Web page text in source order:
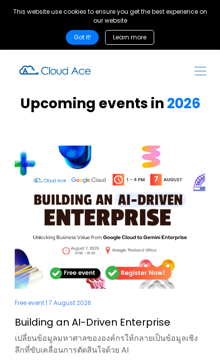
This website use cookies to ensure you get the best experience on
our website
Got it!
Learn more
Upcoming events in 2026
Free event | 7 August 2026
Building an AI-Driven Enterprise
เปลี่ยนข้อมูลมหาศาลขององค์กรให้กลายเป็นข้อมูลเชิง
ลึกที่ขับเคลื่อนการตัดสินใจด้วย AI